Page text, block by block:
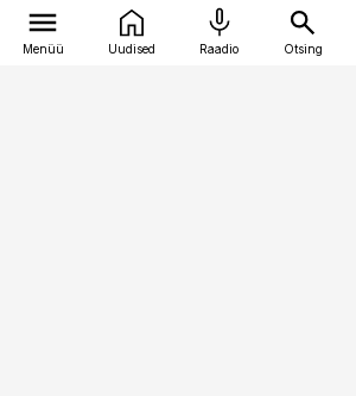
Menüü Uudised Raadio Otsing